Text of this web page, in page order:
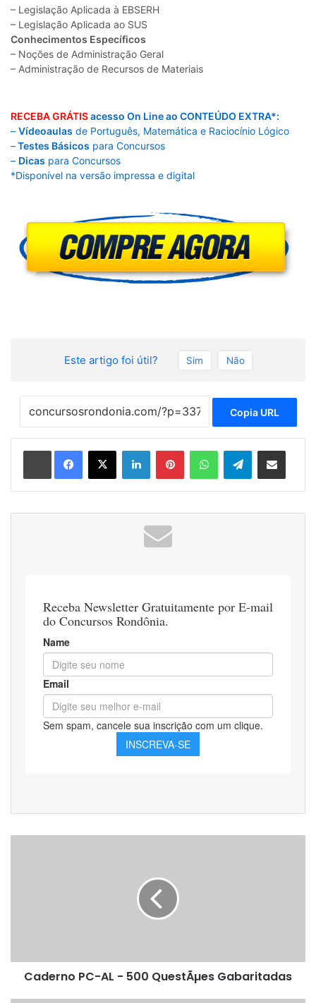
– Legislação Aplicada à EBSERH
– Legislação Aplicada ao SUS
Conhecimentos Específicos
– Noções de Administração Geral
– Administração de Recursos de Materiais
RECEBA GRÁTISacesso On Line ao CONTEÚDO EXTRA*:
– Vídeoaulas de Português, Matemática e Raciocínio Lógico
–Testes Básicos para Concursos
– Dicas para Concursos
*Disponível na versão impressa e digital
Este artigo foi útil? Sim Não
Copia URL
LinkedinPinterestWhatsAppTelegramCompartilhar via e-mail
Caderno PC-AL - 500 QuestÃµes Gabaritadas